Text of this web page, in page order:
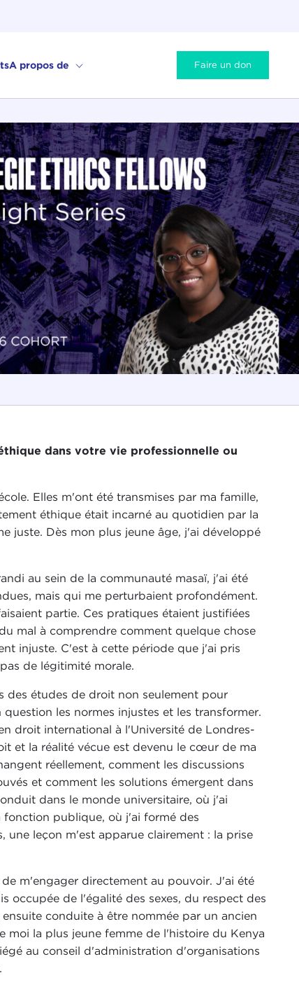
A propos de Faire un don
dans votre vie professionnelle ou
Elles m'ont été transmises par ma famille,
éthique était incarné au quotidien par la
juste. Dès mon plus jeune âge, j'ai développé
au sein de la communauté masaï, j'ai été
mais qui me perturbaient profondément.
partie. Ces pratiques étaient justifiées
mal à comprendre comment quelque chose
injuste. C'est à cette période que j'ai pris
de légitimité morale.
des études de droit non seulement pour
les normes injustes et les transformer.
droit international à l'Université de Londres-
et la réalité vécue est devenu le cœur de ma
réellement, comment les discussions
et comment les solutions émergent dans
dans le monde universitaire, où j'ai
publique, où j'ai formé des
leçon m'est apparue clairement : la prise
m'engager directement au pouvoir. J'ai été
occupée de l'égalité des sexes, du respect des
conduite à être nommée par un ancien
la plus jeune femme de l'histoire du Kenya
au conseil d'administration d'organisations